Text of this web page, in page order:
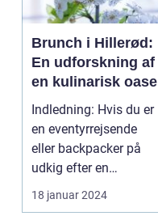
Brunch i Hillerød:
En udforskning af
en kulinarisk oase
Indledning: Hvis du er
en eventyrrejsende
eller backpacker på
udkig efter en
uforglemmelig
gastronom...
18 januar 2024